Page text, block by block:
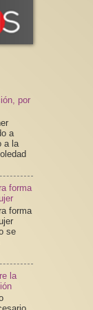
por
a
a la
forma
forma
se
la